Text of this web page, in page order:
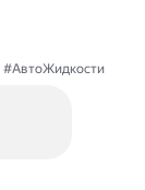
#АвтоЖидкости